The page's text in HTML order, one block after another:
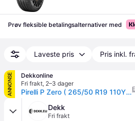
Prøv fleksible betalingsalternativer med
Laveste pris Pris inkl.
ANNONSE
Dekkonline
Fri frakt, 2–3 dager
Pirelli P Zero ( 265/50 R19 110Y XL MGT )
Dekk
Fri frakt